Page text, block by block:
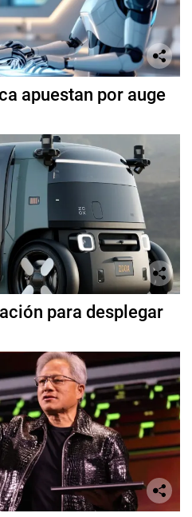
apuestan por auge
para desplegar